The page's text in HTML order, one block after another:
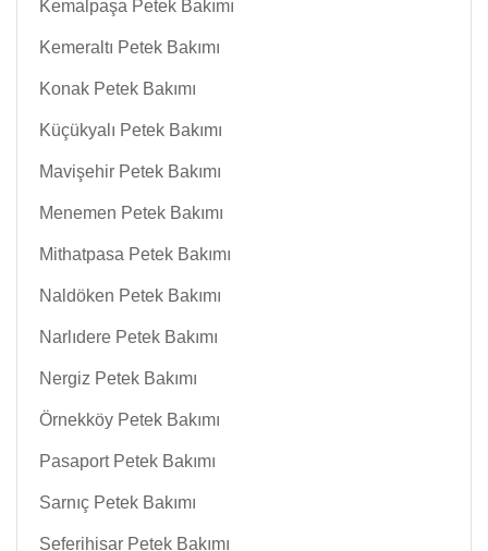
Kemalpaşa Petek Bakımı
Kemeraltı Petek Bakımı
Konak Petek Bakımı
Küçükyalı Petek Bakımı
Mavişehir Petek Bakımı
Menemen Petek Bakımı
Mithatpasa Petek Bakımı
Naldöken Petek Bakımı
Narlıdere Petek Bakımı
Nergiz Petek Bakımı
Örnekköy Petek Bakımı
Pasaport Petek Bakımı
Sarnıç Petek Bakımı
Seferihisar Petek Bakımı